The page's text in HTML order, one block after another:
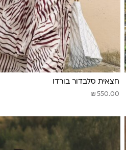
חצאית סלבדור בורדו
₪ 550.00